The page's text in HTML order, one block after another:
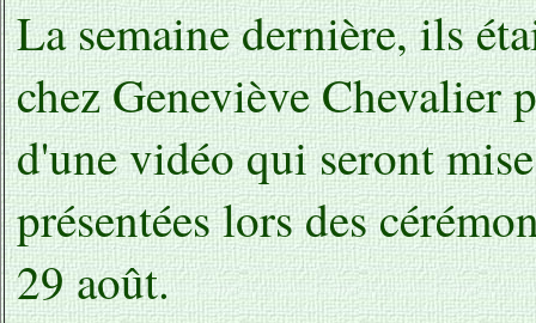
La semaine dernière, ils
chez Geneviève Chevalier
d'une vidéo qui seront
présentées lors des
29 août.